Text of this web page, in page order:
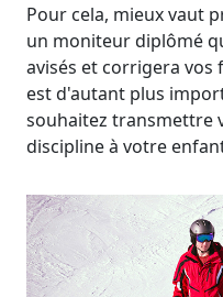
Pour cela, mieux vaut
un moniteur diplômé
avisés et corrigera vos
est d'autant plus
souhaitez transmettre
discipline à votre